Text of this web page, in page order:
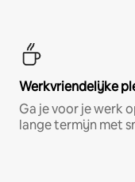
Werkvriendelijke
Ga je voor je werk
lange termijn met